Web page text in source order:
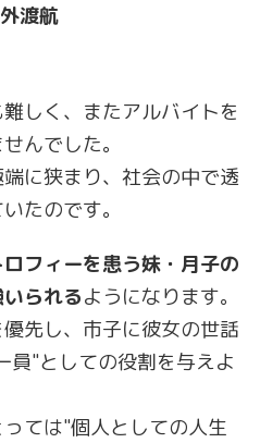
渡航
しく、またアルバイトを
んでした。
に狭まり、社会の中で透
たのです。
フィーを患う妹・月子の
られるようになります。
先し、市子に彼女の世話
員"としての役割を与えよ
ては"個人としての人生